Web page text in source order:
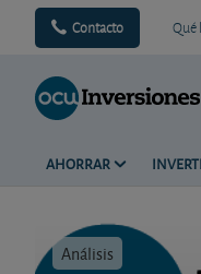
Contacto Qué
AHORRAR
Análisis